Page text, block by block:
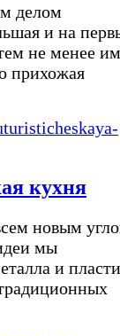
делом
и на
не менее
прихожая
кухня
новым
мы
и